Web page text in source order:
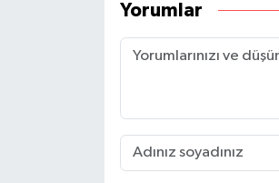
Yorumlar